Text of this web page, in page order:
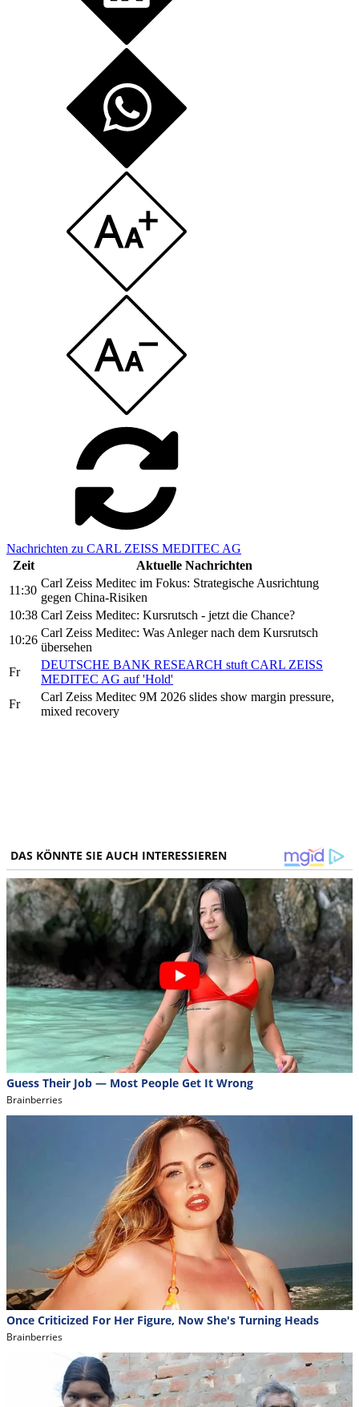
Nachrichten zu CARL ZEISS MEDITEC AG
Zeit
Aktuelle Nachrichten
11:30
Carl Zeiss Meditec im Fokus: Strategische Ausrichtung
gegen China-Risiken
10:38 Carl Zeiss Meditec: Kursrutsch - jetzt die Chance?
10:26
Carl Zeiss Meditec: Was Anleger nach dem Kursrutsch
übersehen
Fr
DEUTSCHE BANK RESEARCH stuft CARL ZEISS
MEDITEC AG auf 'Hold'
Fr
Carl Zeiss Meditec 9M 2026 slides show margin pressure,
mixed recovery